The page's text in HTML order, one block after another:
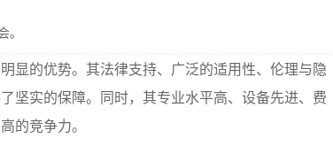
。
显的优势。其法律支持、广泛的适用性、伦理与隐
坚实的保障。同时，其专业水平高、设备先进、费
的竞争力。